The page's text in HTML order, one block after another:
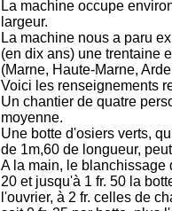
La machine occupe
largeur.
La machine nous a paru
(en dix ans) une trentaine
(Marne, Haute-Marne,
Voici les renseignements
Un chantier de quatre
moyenne.
Une botte d'osiers verts,
de 1m,60 de longueur,
A la main, le blanchissage
20 et jusqu'à 1 fr. 50 la
l'ouvrier, à 2 fr. celles de